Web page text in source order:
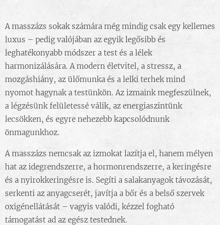
A masszázs sokak számára még mindig csak egy kellemes
luxus – pedig valójában az egyik legősibb és
leghatékonyabb módszer a test és a lélek
harmonizálására. A modern életvitel, a stressz, a
mozgáshiány, az ülőmunka és a lelki terhek mind
nyomot hagynak a testünkön. Az izmaink megfeszülnek,
a légzésünk felületessé válik, az energiaszintünk
lecsökken, és egyre nehezebb kapcsolódnunk
önmagunkhoz.
A masszázs nemcsak az izmokat lazítja el, hanem mélyen
hat az idegrendszerre, a hormonrendszerre, a keringésre
és a nyirokkeringésre is. Segíti a salakanyagok távozását,
serkenti az anyagcserét, javítja a bőr és a belső szervek
oxigénellátását – vagyis valódi, kézzel fogható
támogatást ad az egész testednek.